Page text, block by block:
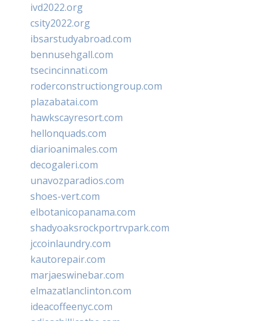
ivd2022.org
csity2022.org
ibsarstudyabroad.com
bennusehgall.com
tsecincinnati.com
roderconstructiongroup.com
plazabatai.com
hawkscayresort.com
hellonquads.com
diarioanimales.com
decogaleri.com
unavozparadios.com
shoes-vert.com
elbotanicopanama.com
shadyoaksrockportrvpark.com
jccoinlaundry.com
kautorepair.com
marjaeswinebar.com
elmazatlanclinton.com
ideacoffeenyc.com